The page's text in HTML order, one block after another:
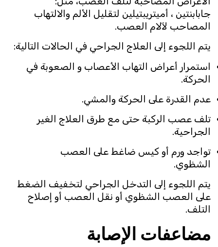
جابابنتين ، أميتريبتيلين لتقليل الألم والالتهاب
المصاحب لآلام العصب.
يتم اللجوء إلى العلاج الجراحي في الحالات التالية:
استمرار أعراض التهاب الأعصاب و الصعوبة في
الحركة.
عدم القدرة على الحركة والمشي.
تلف عصب الركبة حتى مع طرق العلاج الغير
الجراحية.
تواجد ورم أو كيس ضاغط على العصب
الشظوي.
يتم اللجوء إلى التدخل الجراحي لتخفيف الضغط
على العصب الشظوي أو نقل العصب أو إصلاح
التلف.
مضاعفات الإصابة